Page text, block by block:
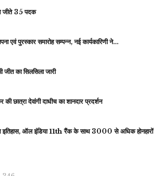
ने जीते 35 पदक
एवं पुरस्कार समारोह सम्पन्न, नई कार्यकारिणी ने…
का सिलसिला जारी
छात्रा देवांगी दाधीच का शानदार प्रदर्शन
ऑल इंडिया 11th रैंक के साथ 3000 से अधिक होनहारों